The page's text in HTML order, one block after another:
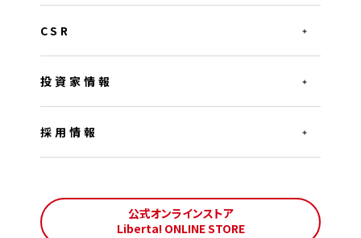
CSR
投資家情報
採用情報
公式オンラインストア
Liberta! ONLINE STORE